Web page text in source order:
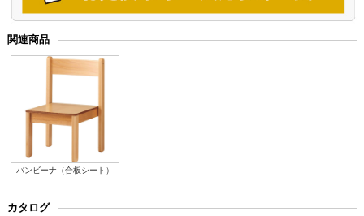
関連商品
バンビーナ（合板シート）
カタログ